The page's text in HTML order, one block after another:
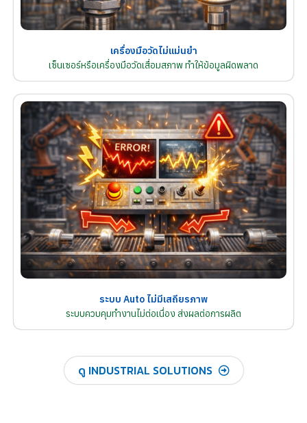
เครื่องมือวัดไม่แม่นยำ
เซ็นเซอร์หรือเครื่องมือวัดเสื่อมสภาพ ทำให้ข้อมูลผิดพลาด
ระบบ Auto ไม่มีเสถียรภาพ
ระบบควบคุมทำงานไม่ต่อเนื่อง ส่งผลต่อการผลิต
ดู INDUSTRIAL SOLUTIONS